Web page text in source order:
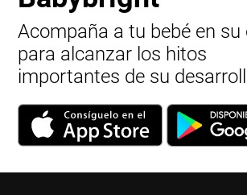
Acompaña a tu bebé en
para alcanzar los hitos
importantes de su